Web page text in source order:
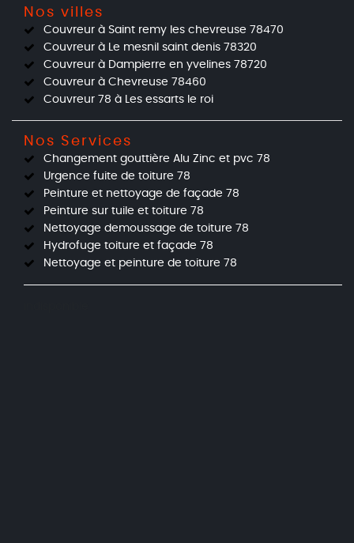
Nos villes
Couvreur à Saint remy les chevreuse 78470
Couvreur à Le mesnil saint denis 78320
Couvreur à Dampierre en yvelines 78720
Couvreur à Chevreuse 78460
Couvreur 78 à Les essarts le roi
Nos Services
Changement gouttière Alu Zinc et pvc 78
Urgence fuite de toiture 78
Peinture et nettoyage de façade 78
Peinture sur tuile et toiture 78
Nettoyage demoussage de toiture 78
Hydrofuge toiture et façade 78
Nettoyage et peinture de toiture 78